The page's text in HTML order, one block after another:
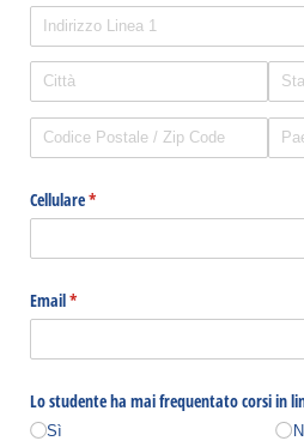
Cellulare*
(richiesto)
Email*
(richiesto)
Lo studente ha mai frequentato corsi in
Sì